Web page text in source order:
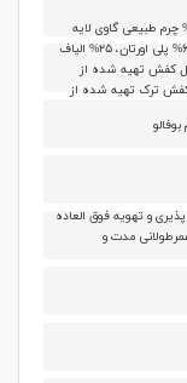
تهیه شده از ۱۰۰% چرم طبیعی گاوی لایه
داخلی (آستر) تهیه شده از ۶۵% پلی اورتان، ۲۵% الیاف
کفش تهیه شده از
کفش ترک تهیه شده از
و تهویه فوق العاده
مدت و